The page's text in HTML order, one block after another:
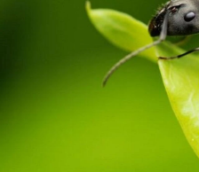
Resmi İlanlar